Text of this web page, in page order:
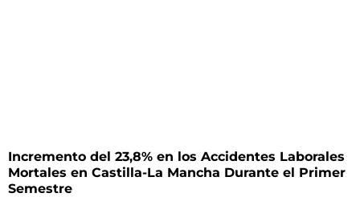
Incremento del 23,8% en los Accidentes Laborales
Mortales en Castilla-La Mancha Durante el Primer
Semestre